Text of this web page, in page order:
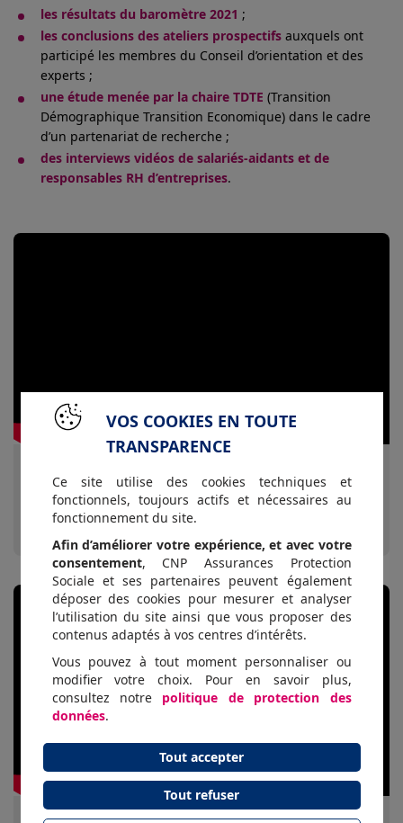
les résultats du baromètre 2021 ;
les conclusions des ateliers prospectifs auxquels ont
participé les membres du Conseil d’orientation et des
experts ;
une étude menée par la chaire TDTE (Transition
Démographique Transition Economique) dans le cadre
d’un partenariat de recherche ;
des interviews vidéos de salariés-aidants et de
responsables RH d’entreprises.
Les salariés-aidants, témoignages
VOS COOKIES EN TOUTE
TRANSPARENCE
Ce site utilise des cookies techniques et
fonctionnels, toujours actifs et nécessaires au
fonctionnement du site.
Afin d’améliorer votre expérience, et avec votre
consentement, CNP Assurances Protection
Sociale et ses partenaires peuvent également
déposer des cookies pour mesurer et analyser
l’utilisation du site ainsi que vous proposer des
contenus adaptés à vos centres d’intérêts.
Vous pouvez à tout moment personnaliser ou
modifier votre choix. Pour en savoir plus,
consultez notre politique de protection des
données.
Tout refuser
Tout accepter